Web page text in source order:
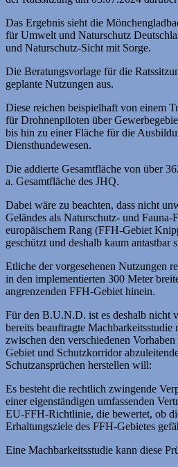
Das Ergebnis sieht die
für Umwelt und Naturschutz
und Naturschutz-Sicht mit Sorge.
Die Beratungsvorlage für die
geplante Nutzungen aus.
Diese reichen beispielhaft von einem
für Drohnenpiloten über
bis hin zu einer Fläche für die
Diensthundewesen.
Die addierte Gesamtfläche von über
a. Gesamtfläche des JHQ.
Dabei wäre zu beachten, dass nicht
Geländes als Naturschutz- und
europäischem Rang (FFH-Gebiet
geschützt und deshalb kaum antastbar
Etliche der vorgesehenen Nutzungen
in den implementierten 300 Meter
angrenzenden FFH-Gebiet hinein.
Für den B.U.N.D. ist es deshalb nicht
bereits beauftragte
zwischen den verschiedenen
Gebiet und Schutzkorridor
Schutzansprüchen herstellen will:
Es besteht die rechtlich zwingende
einer eigenständigen umfassenden
EU-FFH-Richtlinie, die bewertet, ob
Erhaltungsziele des FFH-Gebietes
Eine Machbarkeitsstudie kann diese